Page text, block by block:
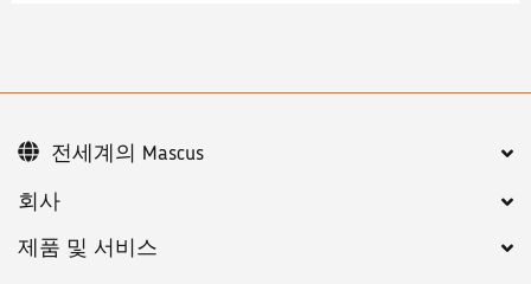
회사
제품 및 서비스
전세계의 Mascus